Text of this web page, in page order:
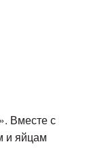
Вместе с
и яйцам